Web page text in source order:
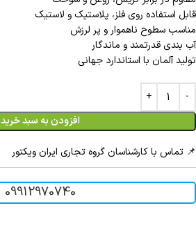
قابل استفاده روی فلز، پلاستیک و لاستیک
مناسب سطوح ناهموار و پر لرزش
آب بندی قدرتمند و ماندگار
تولید آلمان با استاندارد جهانی
افزودن به سبد خرید
📌 تماس با کارشناسان گروه تجاری ایران ویکتور
09912970740